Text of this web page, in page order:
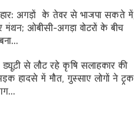
बिहार ब्रेकिंग न्यूज़, पढ़ें 5 अगस्त
हार: अगड़ों के तेवर से भाजपा सकते
मंथन; ओबीसी-अगड़ा वोटरों के बीच
से लौट रहे कृषि सलाहकार की
हादसे में मौत, गुस्साए लोगों ने